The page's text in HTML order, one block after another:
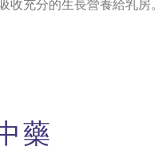
收充分的生長營養給乳房。
藥